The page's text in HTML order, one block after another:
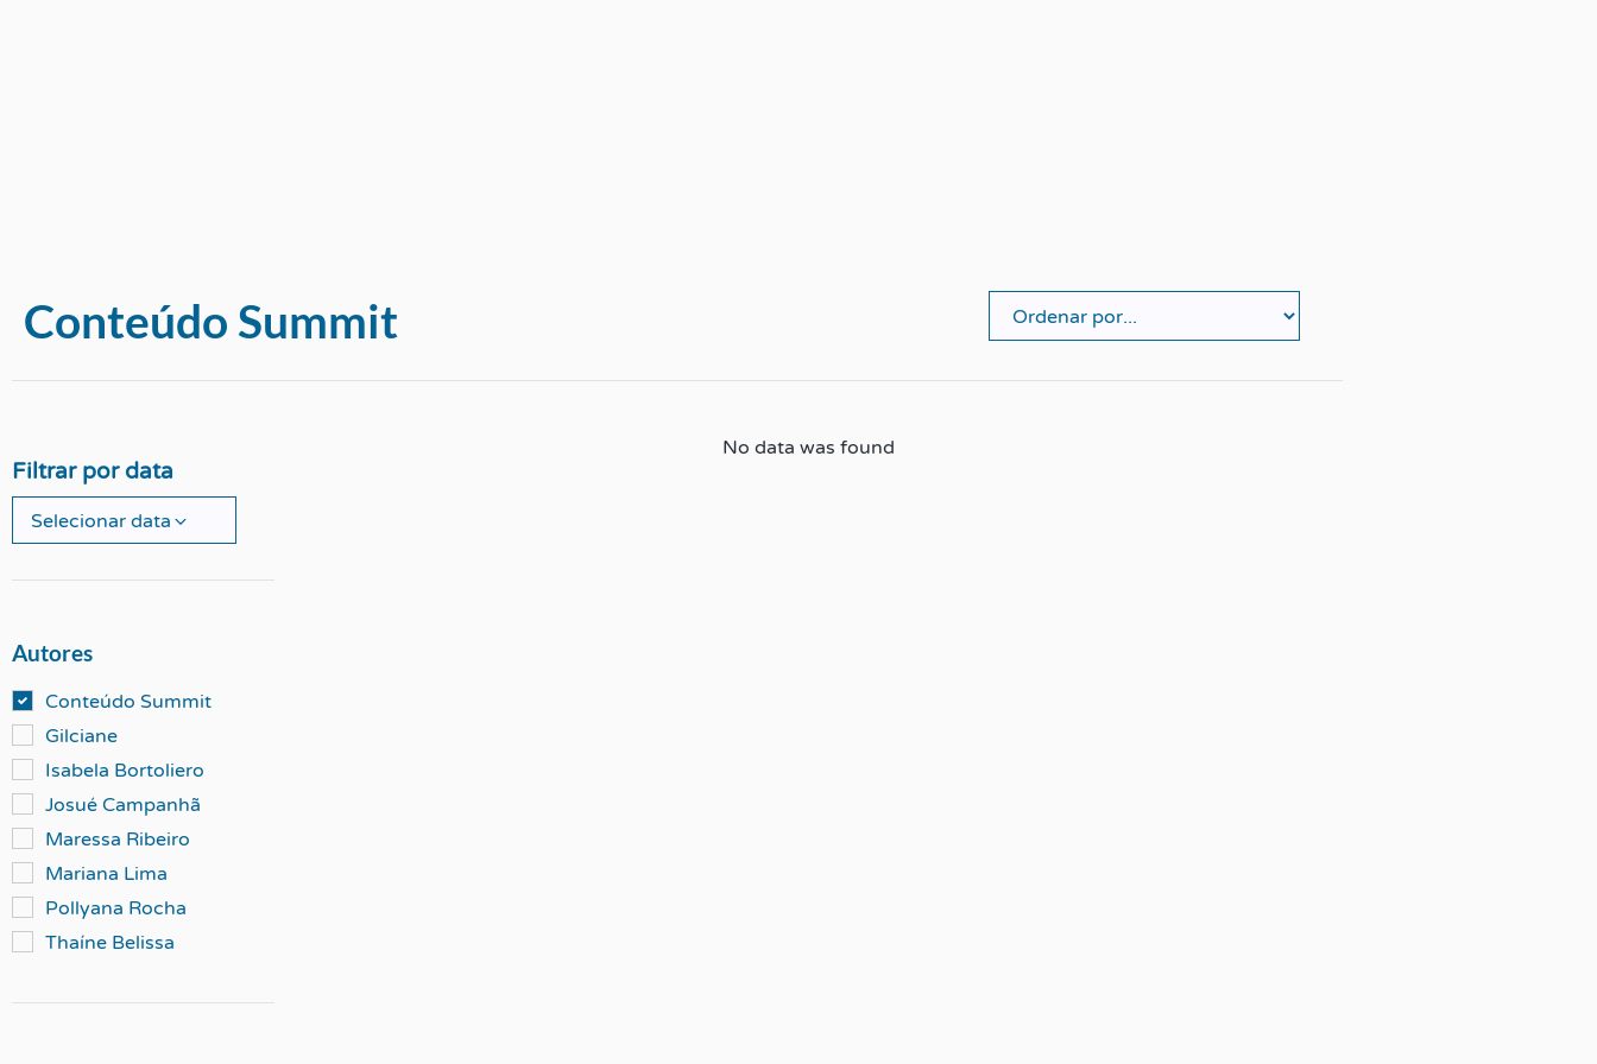
Conteúdo Summit
Filtrar por data
Selecionar data
Autores
Conteúdo Summit
Gilciane
Isabela Bortoliero
Josué Campanhã
Maressa Ribeiro
Mariana Lima
Pollyana Rocha
Thaíne Belissa
No data was found